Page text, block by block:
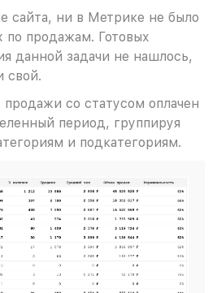
сайта, ни в Метрике не было
продажам. Готовых
данной задачи не нашлось,
свой.
со статусом оплачен
период, группируя
и подкатегориям.